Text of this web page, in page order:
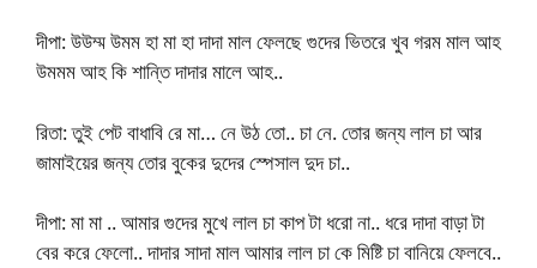
দীপা: উউম্ম উমম হা মা হা দাদা মাল ফেলছে গুদের ভিতরে খুব গরম মাল আহ
উমমম আহ কি শান্তি দাদার মালে আহ..
রিতা: তুই পেট বাধাবি রে মা… নে উঠ তো.. চা নে. তোর জন্য লাল চা আর
জামাইয়ের জন্য তোর বুকের দুদের স্পেসাল দুদ চা..
দীপা: মা মা .. আমার গুদের মুখে লাল চা কাপ টা ধরো না.. ধরে দাদা বাড়া টা
বের করে ফেলো.. দাদার সাদা মাল আমার লাল চা কে মিষ্টি চা বানিয়ে ফেলবে..